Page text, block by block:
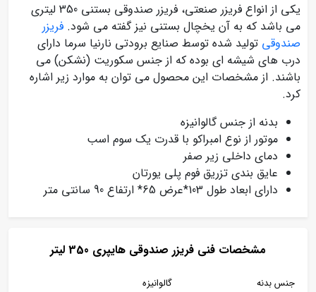
یکی از انواع فریزر صنعتی، فریزر صندوقی بستنی 350 لیتری
می باشد که به آن یخچال بستنی نیز گفته می شود. فریزر
صندوقی تولید شده توسط صنایع برودتی نارنیا سرما دارای
درب های شیشه ای بوده که از جنس سکوریت (نشکن) می
باشند. از مشخصات این محصول می توان به موارد زیر اشاره
کرد.
بدنه از جنس گالوانیزه
موتور از نوع امبراکو با قدرت یک سوم اسب
دمای داخلی زیر صفر
عایق بندی تزریق فوم پلی یورتان
دارای ابعاد طول 103*عرض 65* ارتفاع 90 سانتی متر
مشخصات فنی فریزر صندوقی هایپری 350 لیتر
جنس بدنه
گالوانیزه